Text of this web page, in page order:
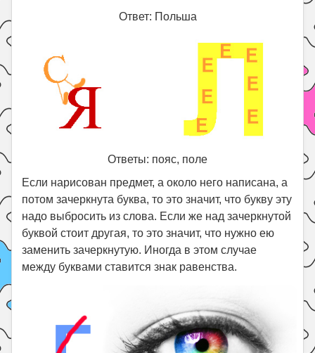
Ответ: Польша
Ответы: пояс, поле
Если нарисован предмет, а около него написана, а
потом зачеркнута буква, то это значит, что букву эту
надо выбросить из слова. Если же над зачеркнутой
буквой стоит другая, то это значит, что нужно ею
заменить зачеркнутую. Иногда в этом случае
между буквами ставится знак равенства.